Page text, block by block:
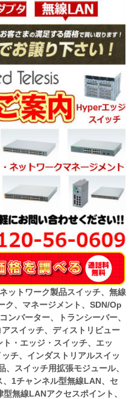
ットワーク製品スイッチ、無線
ク、マネージメント、SDN/Op
バーター、トランシーバー、
スイッチ、ディストリビュー
・エッジ・スイッチ、エッ
チ、インダストリアルスイッ
スイッチ用拡張モジュール、
1チャンネル型無線LAN、セ
無線LANアクセスポイント、